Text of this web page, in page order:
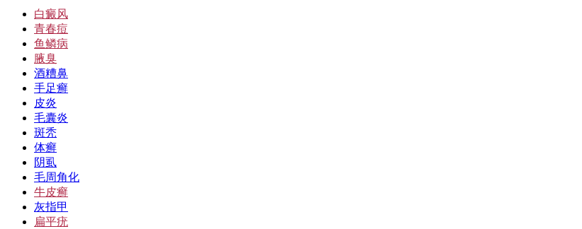
白癜风
青春痘
鱼鳞病
腋臭
酒糟鼻
手足癣
皮炎
毛囊炎
斑秃
体癣
阴虱
毛周角化
牛皮癣
灰指甲
扁平疣